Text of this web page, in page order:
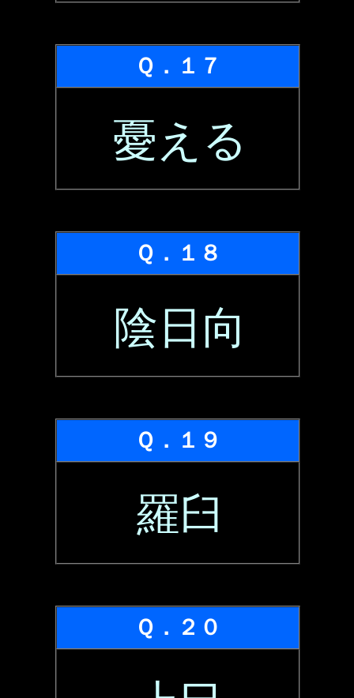
Ｑ．１７
憂える
Ｑ．１８
陰日向
Ｑ．１９
羅臼
Ｑ．２０